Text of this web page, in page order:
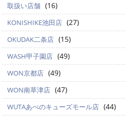
取扱い店舗 (16)
KONISHIKE池田店 (27)
OKUDAK二条店 (15)
WASH甲子園店 (49)
WON京都店 (49)
WON南草津店 (47)
WUTAあべのキューズモール店 (44)